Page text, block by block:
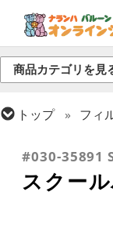
商品カテゴリを見
トップ フィ
ひなまつり
#030-35891
スクー